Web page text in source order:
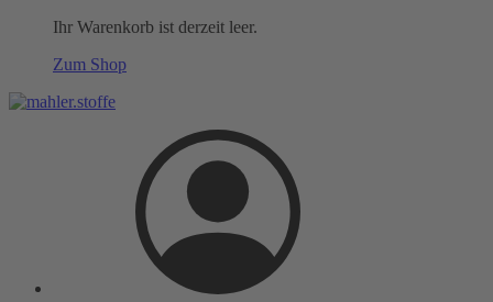
Ihr Warenkorb ist derzeit leer.
Zum Shop